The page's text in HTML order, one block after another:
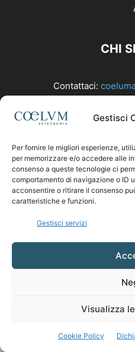
Gestisci
Per fornire le migliori esperienze,
per memorizzare e/o accedere alle
consenso a queste tecnologie ci
comportamento di navigazione o ID
acconsentire o ritirare il consenso
caratteristiche e funzioni.
Gestisci servizi
Visualizza
Cookie Policy
CHI
Contattaci: